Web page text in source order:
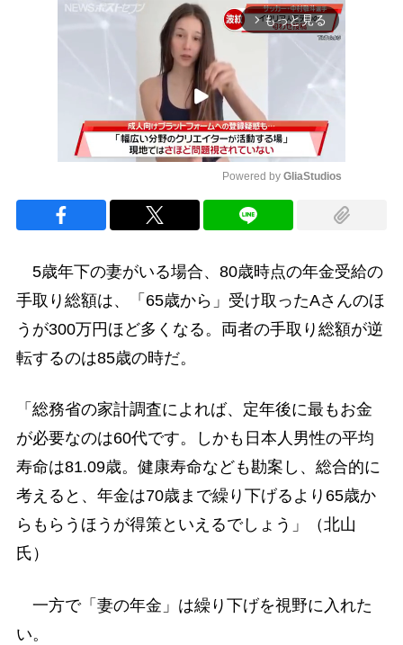
arrow_forward_ios もっと見る
Powered by GliaStudios
5歳年下の妻がいる場合、80歳時点の年金受給の
手取り総額は、「65歳から」受け取ったAさんのほ
うが300万円ほど多くなる。両者の手取り総額が逆
転するのは85歳の時だ。
「総務省の家計調査によれば、定年後に最もお金
が必要なのは60代です。しかも日本人男性の平均
寿命は81.09歳。健康寿命なども勘案し、総合的に
考えると、年金は70歳まで繰り下げるより65歳か
らもらうほうが得策といえるでしょう」（北山
氏）
一方で「妻の年金」は繰り下げを視野に入れた
い。